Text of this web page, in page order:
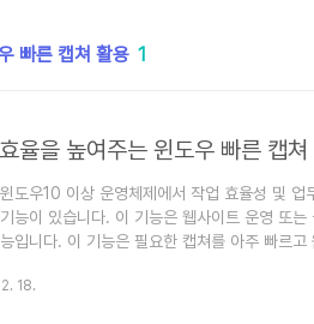
빠른 캡쳐 활용 1
도우10 이상 운영체제에서 작업 효율성 및
능이 있습니다. 이 기능은 웹사이트 운영 또
입니다. 이 기능은 필요한 캡쳐를 아주 빠르
과정을 단순화 하여 바로 적용할 수 있는 방
18.